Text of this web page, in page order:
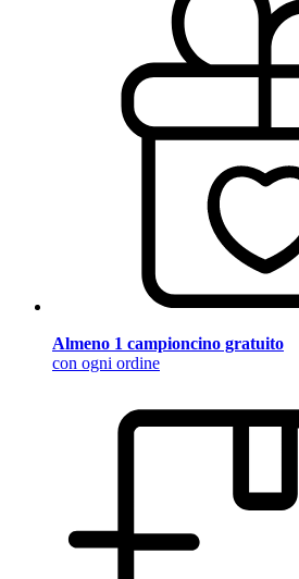
Almeno 1 campioncino gratuito
con ogni ordine